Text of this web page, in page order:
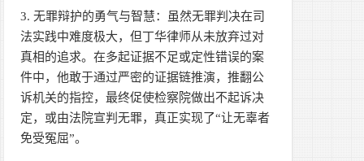
3. 无罪辩护的勇气与智慧：虽然无罪判决在司
法实践中难度极大，但丁华律师从未放弃过对
真相的追求。在多起证据不足或定性错误的案
件中，他敢于通过严密的证据链推演，推翻公
诉机关的指控，最终促使检察院做出不起诉决
定，或由法院宣判无罪，真正实现了“让无辜者
免受冤屈”。